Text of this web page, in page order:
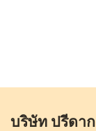
บริษัท ปรีดา